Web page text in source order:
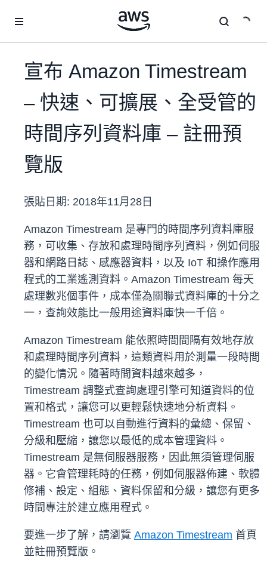
宣布 Amazon Timestream
– 快速、可擴展、全受管的
時間序列資料庫 – 註冊預
覽版
張貼日期: 2018年11月28日
Amazon Timestream 是專門的時間序列資料庫服
務，可收集、存放和處理時間序列資料，例如伺服
器和網路日誌、感應器資料，以及 IoT 和操作應用
程式的工業遙測資料。Amazon Timestream 每天
處理數兆個事件，成本僅為關聯式資料庫的十分之
一，查詢效能比一般用途資料庫快一千倍。
Amazon Timestream 能依照時間間隔有效地存放
和處理時間序列資料，這類資料用於測量一段時間
的變化情況。隨著時間資料越來越多，
Timestream 調整式查詢處理引擎可知道資料的位
置和格式，讓您可以更輕鬆快速地分析資料。
Timestream 也可以自動進行資料的彙總、保留、
分級和壓縮，讓您以最低的成本管理資料。
Timestream 是無伺服器服務，因此無須管理伺服
器。它會管理耗時的任務，例如伺服器佈建、軟體
修補、設定、組態、資料保留和分級，讓您有更多
時間專注於建立應用程式。
要進一步了解，請瀏覽 Amazon Timestream 首頁
並註冊預覽版。